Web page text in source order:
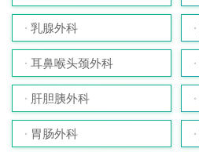
乳腺外科
耳鼻喉头颈外科
肝胆胰外科
胃肠外科